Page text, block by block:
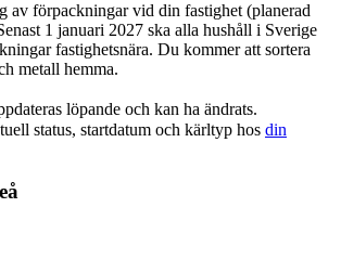
av förpackningar vid din fastighet (planerad
1 januari 2027 ska alla hushåll i Sverige
fastighetsnära. Du kommer att sortera
metall hemma.
löpande och kan ha ändrats.
status, startdatum och kärltyp hos din